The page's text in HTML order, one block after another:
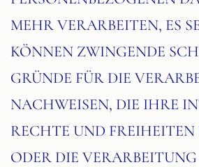
MEHR VERARBEITEN, ES
KÖNNEN ZWINGENDE
GRÜNDE FÜR DIE
NACHWEISEN, DIE IHRE
RECHTE UND FREIHEITEN
ODER DIE